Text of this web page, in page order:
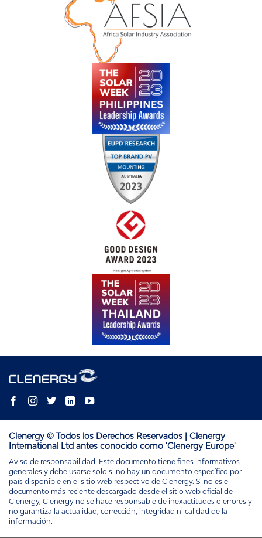
Clenergy © Todos los Derechos Reservados | Clenergy
International Ltd antes conocido como 'Clenergy Europe'
Aviso de responsabilidad: Este documento tiene fines informativos
generales y debe usarse solo si no hay un documento específico por
país disponible en el sitio web respectivo de Clenergy. Si no es el
documento más reciente descargado desde el sitio web oficial de
Clenergy, Clenergy no se hace responsable de inexactitudes o errores y
no garantiza la actualidad, corrección, integridad ni calidad de la
información.